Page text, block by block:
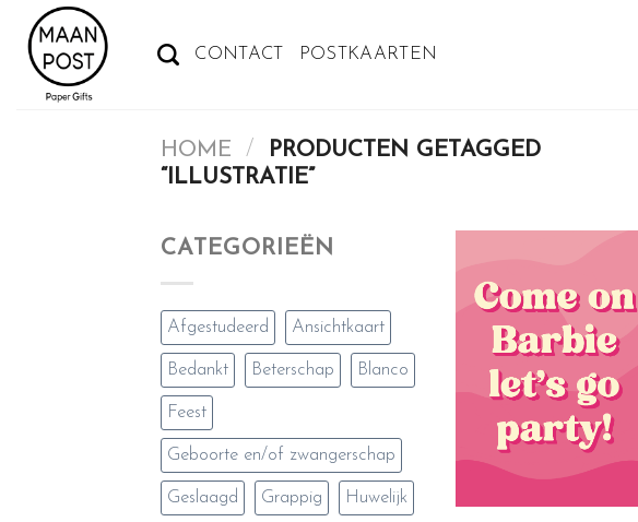
naar
inhoud
CONTACT POSTKAARTEN
HOME /
PRODUCTEN GETAGGED
“ILLUSTRATIE”
CATEGORIEËN
Afgestudeerd Ansichtkaart
Bedankt Beterschap Blanco
Feest
Geboorte en/of zwangerschap
Geslaagd Grappig Huwelijk
Toevoegen
aan
wenslijst